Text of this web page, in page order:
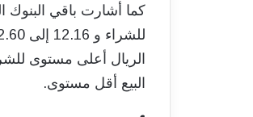
الريال أعلى مستوى
البيع أقل مستوى.